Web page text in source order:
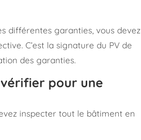
différentes garanties, vous devez
C’est la signature du PV de
des garanties.
pour une
inspecter tout le bâtiment en